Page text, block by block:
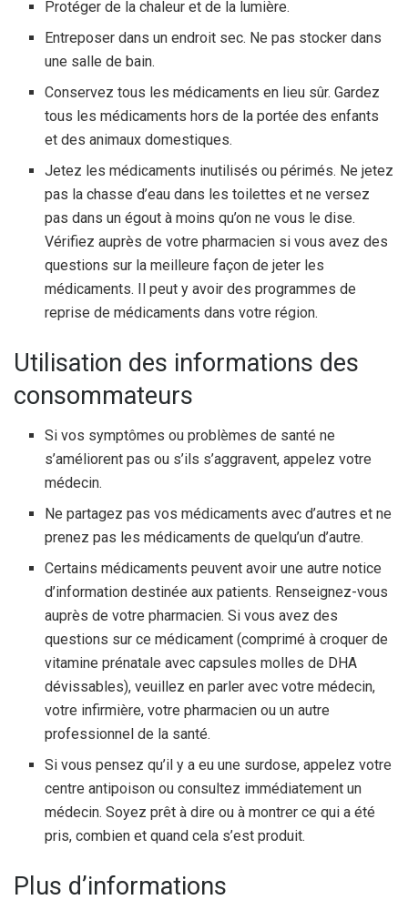
Protéger de la chaleur et de la lumière.
Entreposer dans un endroit sec. Ne pas stocker dans
une salle de bain.
Conservez tous les médicaments en lieu sûr. Gardez
tous les médicaments hors de la portée des enfants
et des animaux domestiques.
Jetez les médicaments inutilisés ou périmés. Ne jetez
pas la chasse d’eau dans les toilettes et ne versez
pas dans un égout à moins qu’on ne vous le dise.
Vérifiez auprès de votre pharmacien si vous avez des
questions sur la meilleure façon de jeter les
médicaments. Il peut y avoir des programmes de
reprise de médicaments dans votre région.
Utilisation des informations des
consommateurs
Si vos symptômes ou problèmes de santé ne
s’améliorent pas ou s’ils s’aggravent, appelez votre
médecin.
Ne partagez pas vos médicaments avec d’autres et ne
prenez pas les médicaments de quelqu’un d’autre.
Certains médicaments peuvent avoir une autre notice
d’information destinée aux patients. Renseignez-vous
auprès de votre pharmacien. Si vous avez des
questions sur ce médicament (comprimé à croquer de
vitamine prénatale avec capsules molles de DHA
dévissables), veuillez en parler avec votre médecin,
votre infirmière, votre pharmacien ou un autre
professionnel de la santé.
Si vous pensez qu’il y a eu une surdose, appelez votre
centre antipoison ou consultez immédiatement un
médecin. Soyez prêt à dire ou à montrer ce qui a été
pris, combien et quand cela s’est produit.
Plus d’informations